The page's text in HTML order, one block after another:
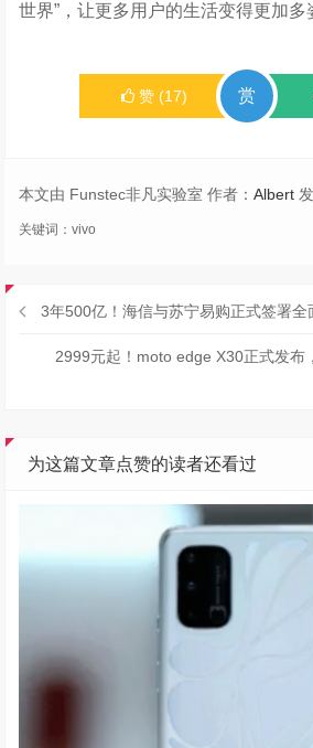
世界”，让更多用户的生活变得更加多
赞 (17) 赏
本文由 Funstec非凡实验室 作者：Albert
关键词：vivo
3年500亿！海信与苏宁易购正式签署全
2999元起！moto edge X30正式发布
为这篇文章点赞的读者还看过